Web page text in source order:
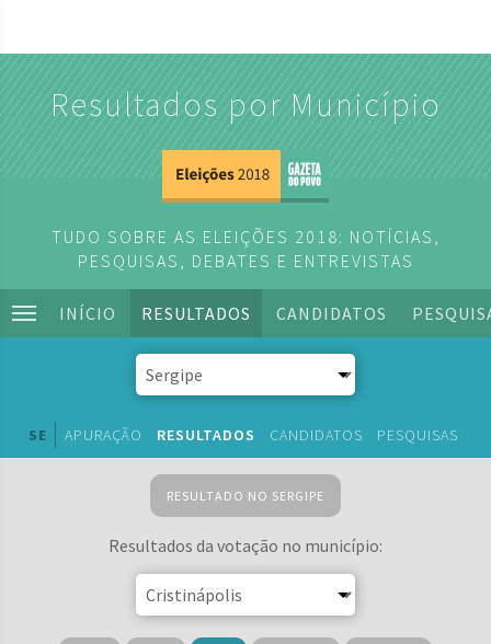
Resultados por Município
TUDO SOBRE AS ELEIÇÕES 2018: NOTÍCIAS,
PESQUISAS, DEBATES E ENTREVISTAS
INÍCIO RESULTADOS CANDIDATOS
SE APURAÇÃO RESULTADOS CANDIDATOS PESQUISAS
RESULTADO NO SERGIPE
Resultados da votação no município: